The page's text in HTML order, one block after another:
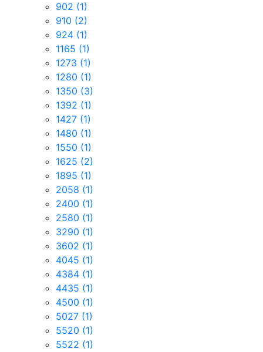
902 (1)
910 (2)
924 (1)
1165 (1)
1273 (1)
1280 (1)
1350 (3)
1392 (1)
1427 (1)
1480 (1)
1550 (1)
1625 (2)
1895 (1)
2058 (1)
2400 (1)
2580 (1)
3290 (1)
3602 (1)
4045 (1)
4384 (1)
4435 (1)
4500 (1)
5027 (1)
5520 (1)
5522 (1)